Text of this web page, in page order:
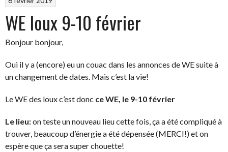
WE loux 9-10 février
Bonjour bonjour,
Oui il y a (encore) eu un couac dans les annonces de WE suite à
un changement de dates. Mais c’est la vie!
Le WE des loux c’est donc ce WE, le 9-10 février
Le lieu:on teste un nouveau lieu cette fois, ça a été compliqué à
trouver, beaucoup d’énergie a été dépensée (MERCI!) et on
espère que ça sera super chouette!